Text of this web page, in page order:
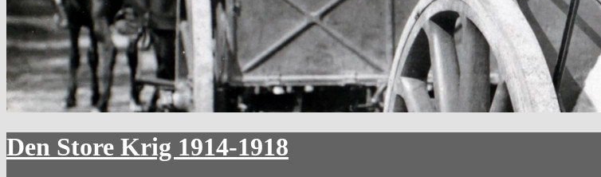
Den Store Krig 1914-1918